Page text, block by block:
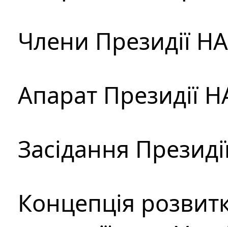
Члени Президії
Апарат Президії
Засідання
Концепція